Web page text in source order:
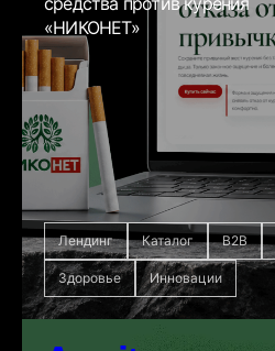
«НИКОНЕТ»
Лендинг Каталог B2B
Здоровье Инновации